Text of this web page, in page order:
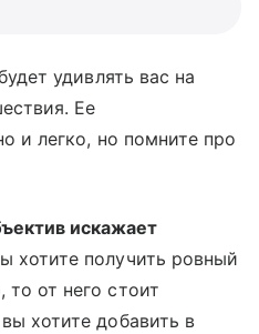
удивлять вас на
Ее
и легко, но помните про
искажает
хотите получить ровный
то от него стоит
хотите добавить в